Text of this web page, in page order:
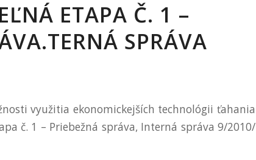
ETAPA Č. 1 –
SPRÁVA
využitia ekonomickejších technológii ťahania
č. 1 – Priebežná správa, Interná správa 9/2010/